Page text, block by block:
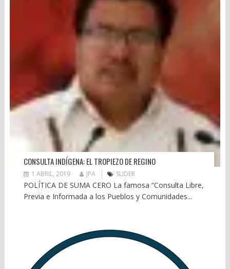
CONSULTA INDÍGENA: EL TROPIEZO DE REGINO
1 ABRIL, 2019 JPA SLIDER
POLÍTICA DE SUMA CERO La famosa “Consulta Libre,
Previa e Informada a los Pueblos y Comunidades...